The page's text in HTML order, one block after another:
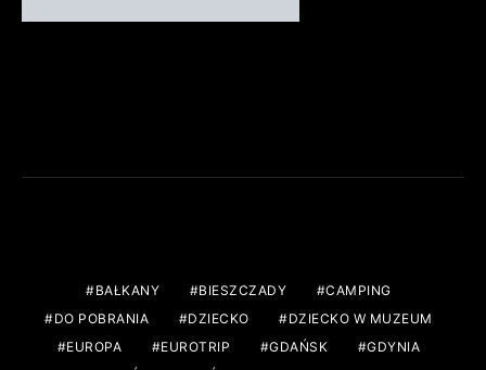
BAŁKANY BIESZCZADY
CAMPING
DO POBRANIA
DZIECKO
DZIECKO W MUZEUM
EUROPA
EUROTRIP GDAŃSK
GDYNIA